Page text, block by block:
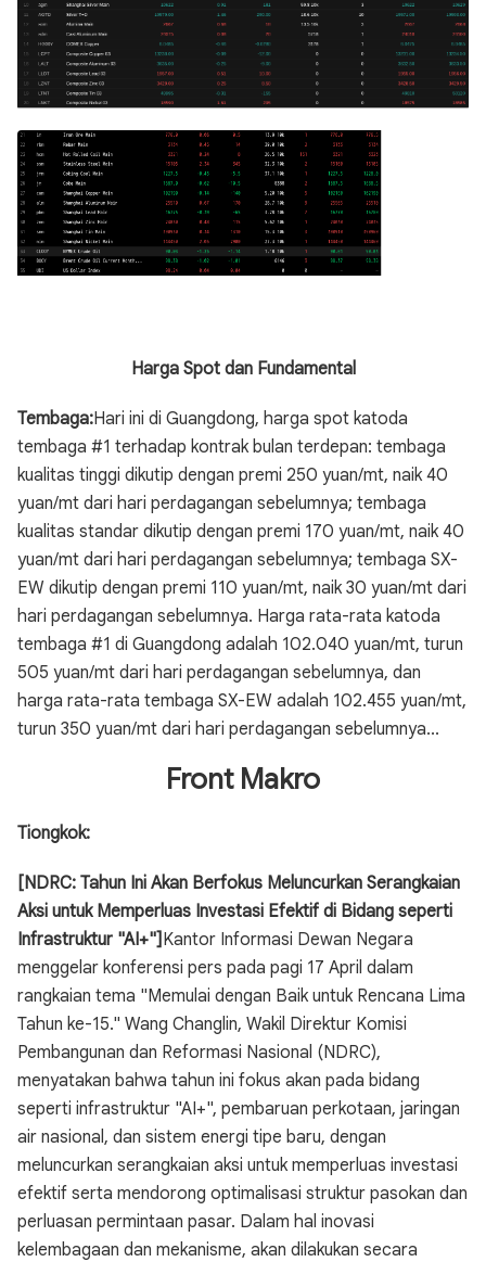
Harga Spot dan Fundamental
Tembaga:Hari ini di Guangdong, harga spot katoda
tembaga #1 terhadap kontrak bulan terdepan: tembaga
kualitas tinggi dikutip dengan premi 250 yuan/mt, naik 40
yuan/mt dari hari perdagangan sebelumnya; tembaga
kualitas standar dikutip dengan premi 170 yuan/mt, naik 40
yuan/mt dari hari perdagangan sebelumnya; tembaga SX-
EW dikutip dengan premi 110 yuan/mt, naik 30 yuan/mt dari
hari perdagangan sebelumnya. Harga rata-rata katoda
tembaga #1 di Guangdong adalah 102.040 yuan/mt, turun
505 yuan/mt dari hari perdagangan sebelumnya, dan
harga rata-rata tembaga SX-EW adalah 102.455 yuan/mt,
turun 350 yuan/mt dari hari perdagangan sebelumnya...
Front Makro
Tiongkok:
[NDRC: Tahun Ini Akan Berfokus Meluncurkan Serangkaian
Aksi untuk Memperluas Investasi Efektif di Bidang seperti
Infrastruktur "AI+"] Kantor Informasi Dewan Negara
menggelar konferensi pers pada pagi 17 April dalam
rangkaian tema "Memulai dengan Baik untuk Rencana Lima
Tahun ke-15." Wang Changlin, Wakil Direktur Komisi
Pembangunan dan Reformasi Nasional (NDRC),
menyatakan bahwa tahun ini fokus akan pada bidang
seperti infrastruktur "AI+", pembaruan perkotaan, jaringan
air nasional, dan sistem energi tipe baru, dengan
meluncurkan serangkaian aksi untuk memperluas investasi
efektif serta mendorong optimalisasi struktur pasokan dan
perluasan permintaan pasar. Dalam hal inovasi
kelembagaan dan mekanisme, akan dilakukan secara